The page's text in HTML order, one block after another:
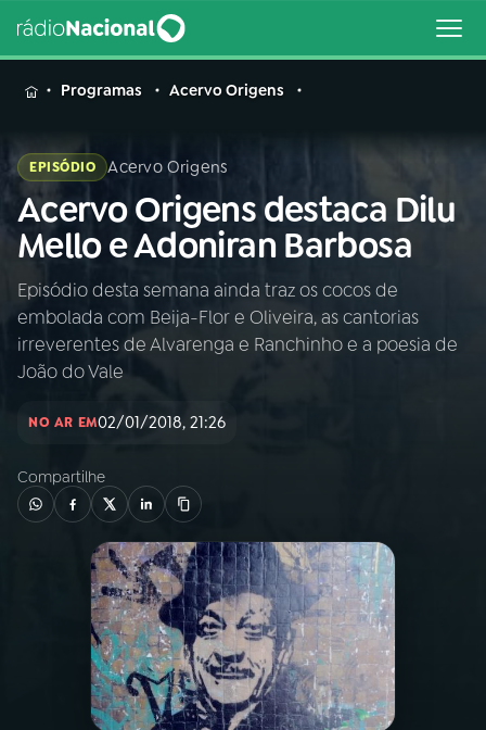
MENU
Buscar
na
Rádio
Nacional
Buscar
AO VIVO
A RÁDIO
PROGRAMAÇÃO
PROGRAMAS
PODCASTS
Programas Acervo Origens
EPISÓDIO Acervo Origens
Acervo Origens destaca Dilu
Mello e Adoniran Barbosa
Episódio desta semana ainda traz os cocos de
embolada com Beija-Flor e Oliveira, as cantorias
irreverentes de Alvarenga e Ranchinho e a poesia de
João do Vale
NO AR EM02/01/2018, 21:26
Compartilhe